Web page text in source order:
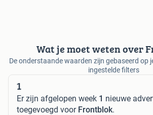
Wat je moet weten over
De onderstaande waarden zijn gebaseerd op
ingestelde filters
1
Er zijn afgelopen week 1 nieuwe
toegevoegd voor Frontblok.